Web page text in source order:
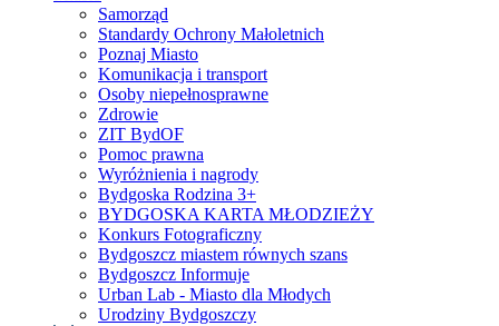
Samorząd
Standardy Ochrony Małoletnich
Poznaj Miasto
Komunikacja i transport
Osoby niepełnosprawne
Zdrowie
ZIT BydOF
Pomoc prawna
Wyróżnienia i nagrody
Bydgoska Rodzina 3+
BYDGOSKA KARTA MŁODZIEŻY
Konkurs Fotograficzny
Bydgoszcz miastem równych szans
Bydgoszcz Informuje
Urban Lab - Miasto dla Młodych
Urodziny Bydgoszczy